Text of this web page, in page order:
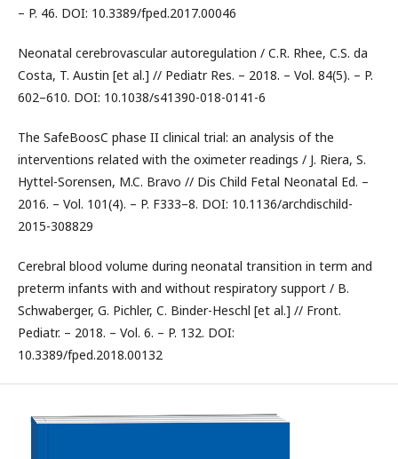
– P. 46. DOI: 10.3389/fped.2017.00046
Neonatal cerebrovascular autoregulation / C.R. Rhee, C.S. da
Costa, T. Austin [et al.] // Pediatr Res. – 2018. – Vol. 84(5). – P.
602–610. DOI: 10.1038/s41390-018-0141-6
The SafeBoosC phase II clinical trial: an analysis of the
interventions related with the oximeter readings / J. Riera, S.
Hyttel-Sorensen, M.C. Bravo // Dis Child Fetal Neonatal Ed. –
2016. – Vol. 101(4). – P. F333–8. DOI: 10.1136/archdischild-
2015-308829
Cerebral blood volume during neonatal transition in term and
preterm infants with and without respiratory support / B.
Schwaberger, G. Pichler, C. Binder-Heschl [et al.] // Front.
Pediatr. – 2018. – Vol. 6. – P. 132. DOI:
10.3389/fped.2018.00132